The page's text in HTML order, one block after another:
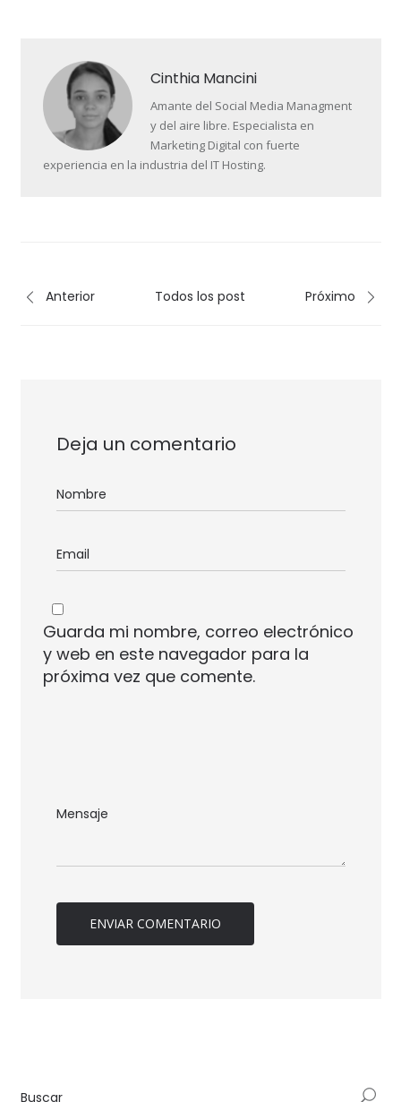
Cinthia Mancini
Amante del Social Media Managment
y del aire libre. Especialista en
Marketing Digital con fuerte
experiencia en la industria del IT Hosting.
Anterior Todos los post Próximo
Deja un comentario
Guarda mi nombre, correo electrónico
y web en este navegador para la
próxima vez que comente.